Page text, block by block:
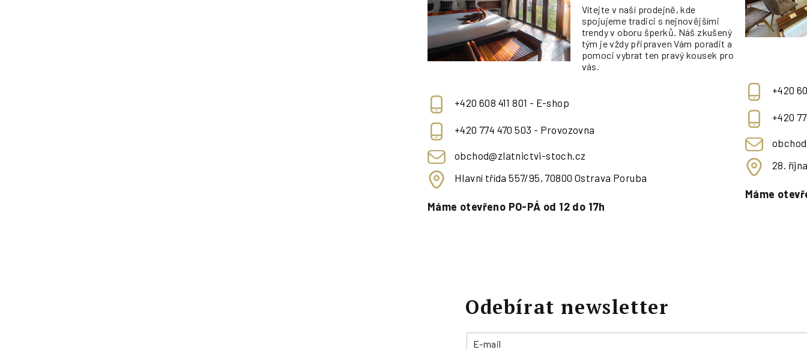
Vítejte v naší prodejně, kde
spojujeme tradici s nejnovějšími
trendy v oboru šperků. Náš zkušený
tým je vždy připraven Vám poradit a
pomoci vybrat ten pravý kousek pro
vás.
+420 608 411 801 - E-shop
+420 774 470 503 - Provozovna
obchod@zlatnictvi-stoch.cz
Hlavní třída 557/95, 70800 Ostrava Poruba
Máme otevřeno PO-PÁ od 12 do 17h
+420
+420
28.
Máme
Odebírat newsletter
E-mail